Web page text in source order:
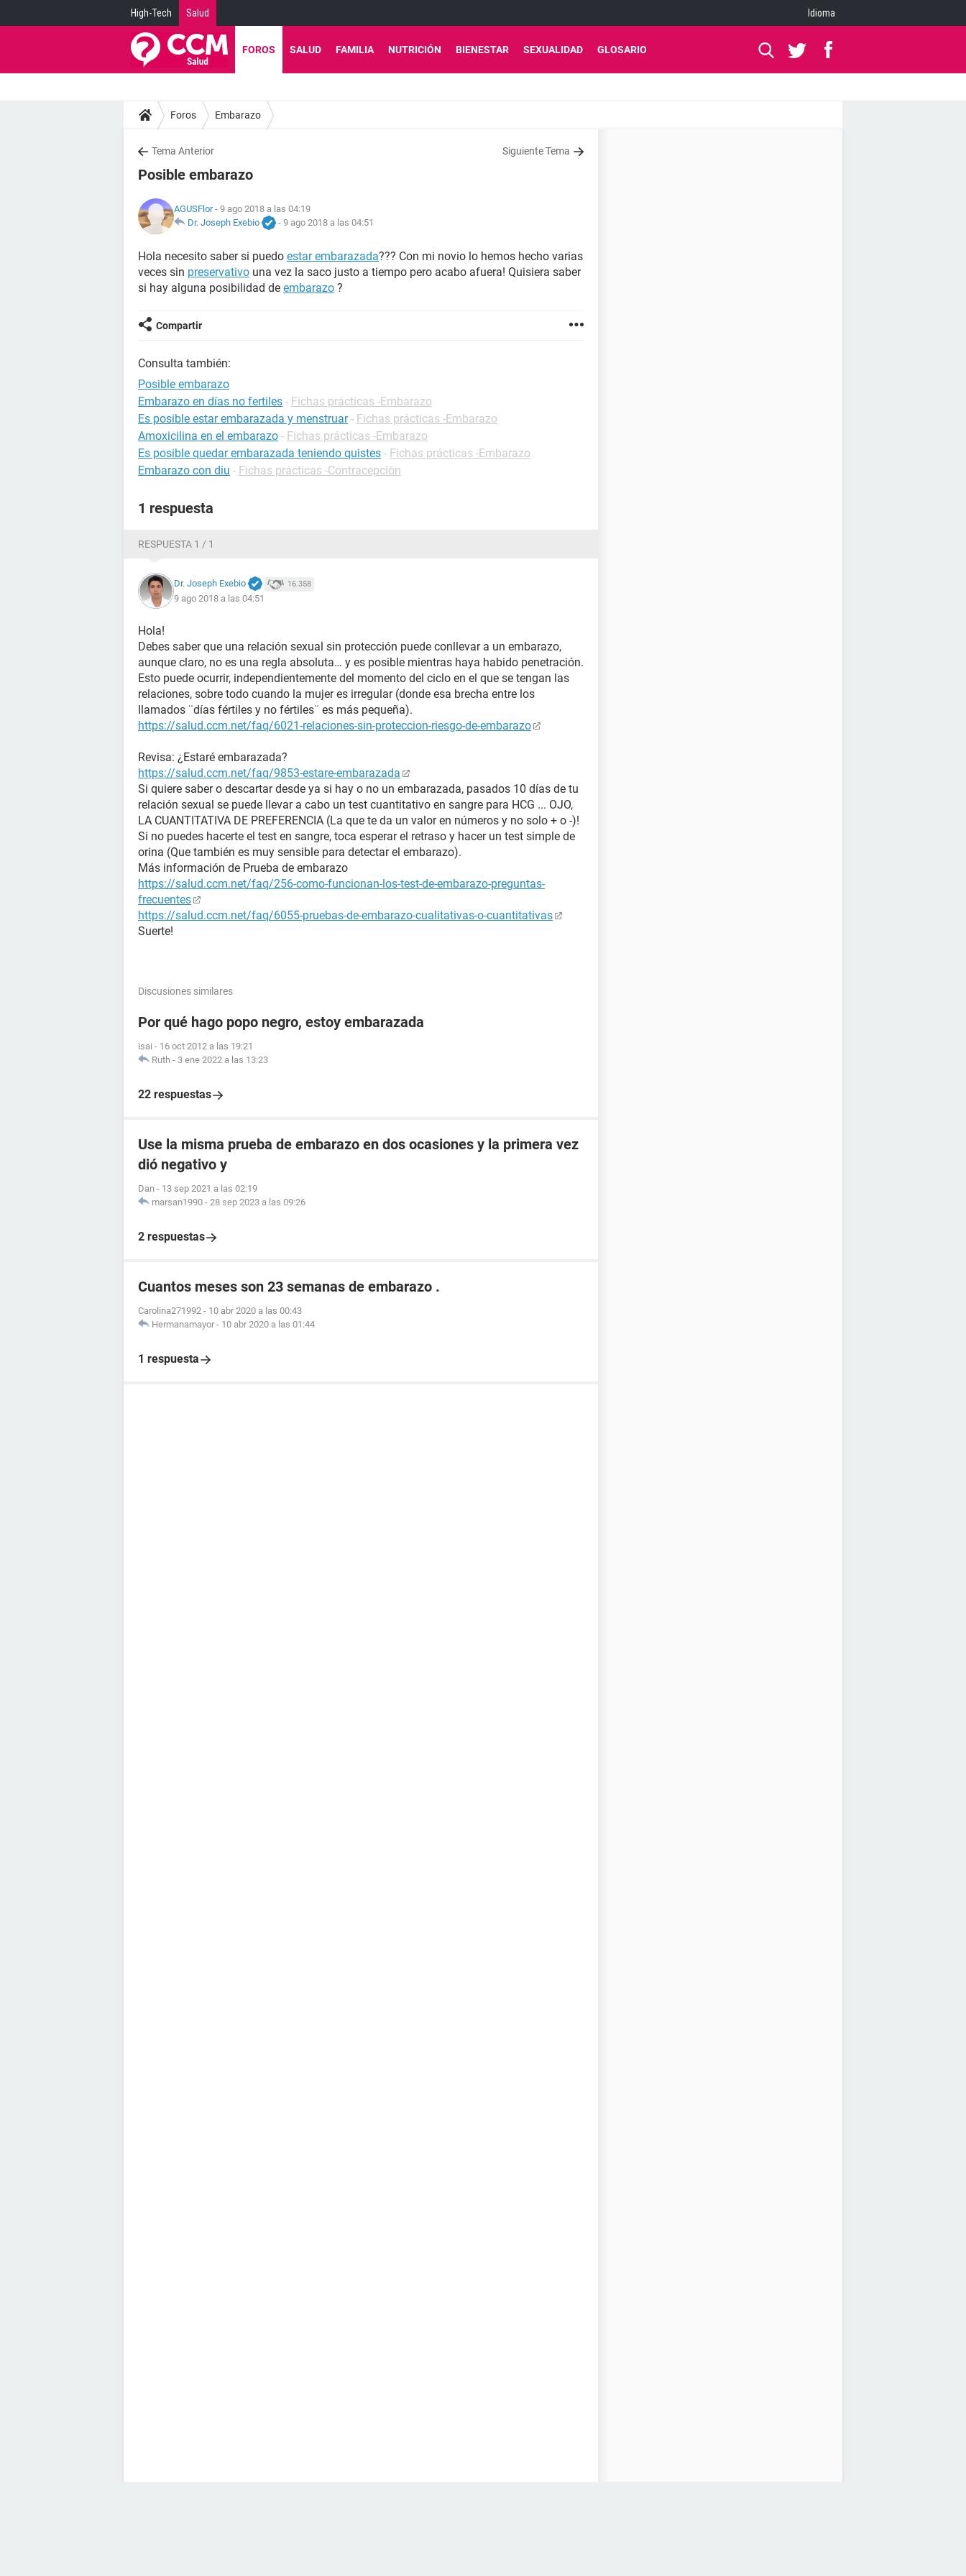
High-Tech Salud Idioma
FOROS SALUD FAMILIA NUTRICIÓN BIENESTAR SEXUALIDAD GLOSARIO
Foros Embarazo
Tema Anterior Siguiente Tema
Posible embarazo
AGUSFlor- 9 ago 2018 a las 04:19
Dr. Joseph Exebio
- 9 ago 2018 a las 04:51
Hola necesito saber si puedo estar embarazada??? Con mi novio lo hemos hecho varias
veces sin preservativo una vez la saco justo a tiempo pero acabo afuera! Quisiera saber
si hay alguna posibilidad de embarazo ?
Compartir
Consulta también:
Posible embarazo
Embarazo en días no fertiles - Fichas prácticas -Embarazo
Es posible estar embarazada y menstruar - Fichas prácticas -Embarazo
Amoxicilina en el embarazo - Fichas prácticas -Embarazo
Es posible quedar embarazada teniendo quistes - Fichas prácticas -Embarazo
Embarazo con diu - Fichas prácticas -Contracepción
1 respuesta
RESPUESTA 1 / 1
Dr. Joseph Exebio 16.358
9 ago 2018 a las 04:51
Hola!
Debes saber que una relación sexual sin protección puede conllevar a un embarazo,
aunque claro, no es una regla absoluta… y es posible mientras haya habido penetración.
Esto puede ocurrir, independientemente del momento del ciclo en el que se tengan las
relaciones, sobre todo cuando la mujer es irregular (donde esa brecha entre los
llamados ¨días fértiles y no fértiles¨ es más pequeña).
https://salud.ccm.net/faq/6021-relaciones-sin-proteccion-riesgo-de-embarazo
Revisa: ¿Estaré embarazada?
https://salud.ccm.net/faq/9853-estare-embarazada
Si quiere saber o descartar desde ya si hay o no un embarazada, pasados 10 días de tu
relación sexual se puede llevar a cabo un test cuantitativo en sangre para HCG ... OJO,
LA CUANTITATIVA DE PREFERENCIA (La que te da un valor en números y no solo + o -)!
Si no puedes hacerte el test en sangre, toca esperar el retraso y hacer un test simple de
orina (Que también es muy sensible para detectar el embarazo).
Más información de Prueba de embarazo
https://salud.ccm.net/faq/256-como-funcionan-los-test-de-embarazo-preguntas-
frecuentes
https://salud.ccm.net/faq/6055-pruebas-de-embarazo-cualitativas-o-cuantitativas
Suerte!
Discusiones similares
Por qué hago popo negro, estoy embarazada
isai - 16 oct 2012 a las 19:21
Ruth - 3 ene 2022 a las 13:23
22 respuestas
Use la misma prueba de embarazo en dos ocasiones y la primera vez
dió negativo y
Dan - 13 sep 2021 a las 02:19
marsan1990 - 28 sep 2023 a las 09:26
2 respuestas
Cuantos meses son 23 semanas de embarazo .
Carolina271992 - 10 abr 2020 a las 00:43
Hermanamayor - 10 abr 2020 a las 01:44
1 respuesta